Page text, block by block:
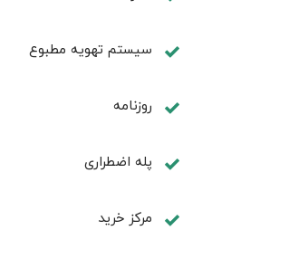
سیستم تهویه مطبوع
روزنامه
پله اضطراری
مرکز خرید